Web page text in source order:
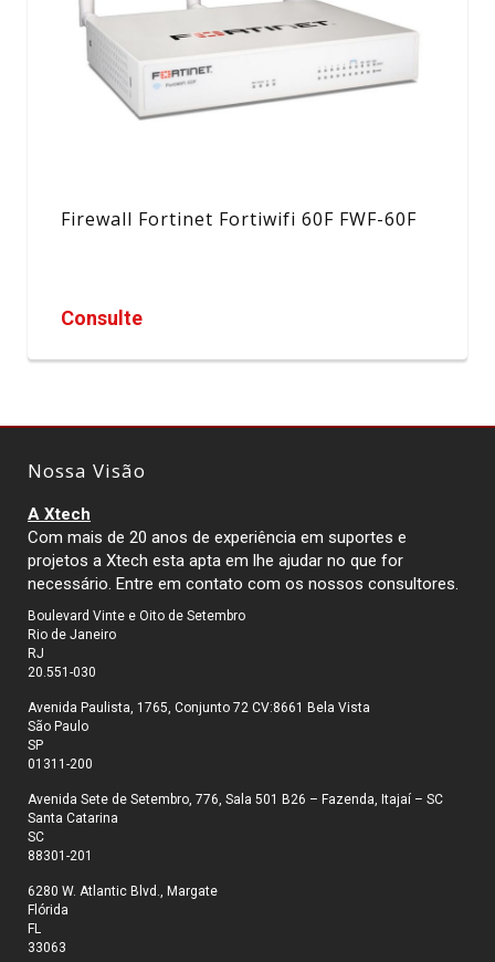
Firewall Fortinet Fortiwifi 60F FWF-60F
Consulte
Nossa Visão
A Xtech
Com mais de 20 anos de experiência em suportes e
projetos a Xtech esta apta em lhe ajudar no que for
necessário. Entre em contato com os nossos consultores.
Boulevard Vinte e Oito de Setembro
Rio de Janeiro
RJ
20.551-030
Avenida Paulista, 1765, Conjunto 72 CV:8661 Bela Vista
São Paulo
SP
01311-200
Avenida Sete de Setembro, 776, Sala 501 B26 – Fazenda, Itajaí – SC
Santa Catarina
SC
88301-201
6280 W. Atlantic Blvd., Margate
Flórida
FL
33063